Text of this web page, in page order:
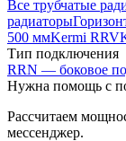
Все трубчатые
радиаторы
500 ммKermi RRV
Тип подключения
RRN — боковое
Нужна помощь с
Рассчитаем
мессенджер.